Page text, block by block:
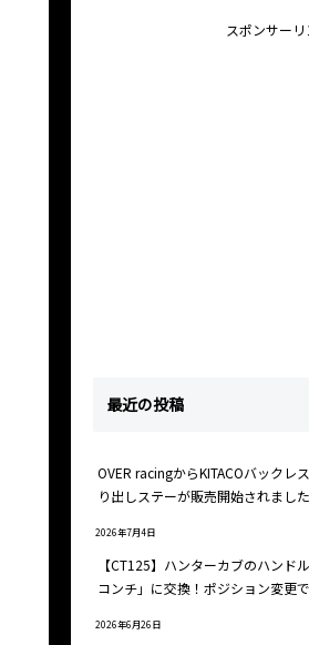
スポンサーリ
最近の投稿
OVER racingからKITACOバックレ
り出しステーが販売開始されました
2026年7月4日
【CT125】ハンターカブのハンド
コンチ」に交換！ポジション変更
2026年6月26日